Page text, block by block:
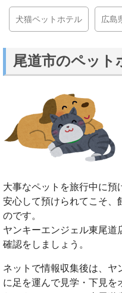
犬猫ペットホテル 広島
尾道市のペット
大事なペットを旅行中に預
安心して預けられてこそ、
のです。
ヤンキーエンジェル東尾道
確認をしましょう。
ネットで情報収集後は、ヤ
に足を運んで見学・下見を